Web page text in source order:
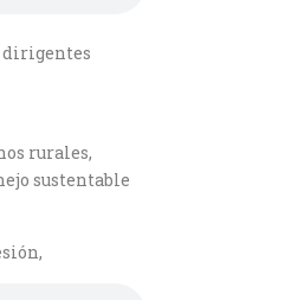
dirigentes
rurales,
sustentable